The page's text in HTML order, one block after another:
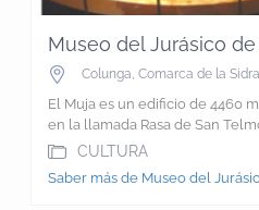
Museo del Jurásico
Colunga, Comarca de la Sidra
El Muja es un edificio de 4460
en la llamada Rasa de San
CULTURA
Saber más de Museo del